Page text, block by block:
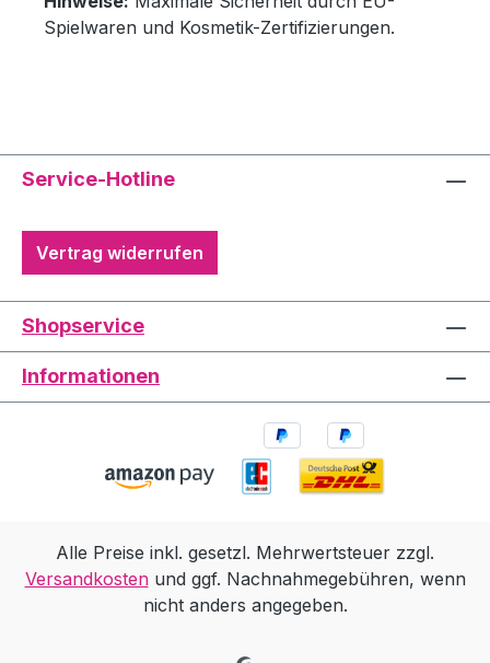
Spielwaren und Kosmetik-Zertifizierungen.
Service-Hotline
Vertrag widerrufen
Shopservice
Informationen
Alle Preise inkl. gesetzl. Mehrwertsteuer zzgl.
Versandkostenund ggf. Nachnahmegebühren, wenn
nicht anders angegeben.